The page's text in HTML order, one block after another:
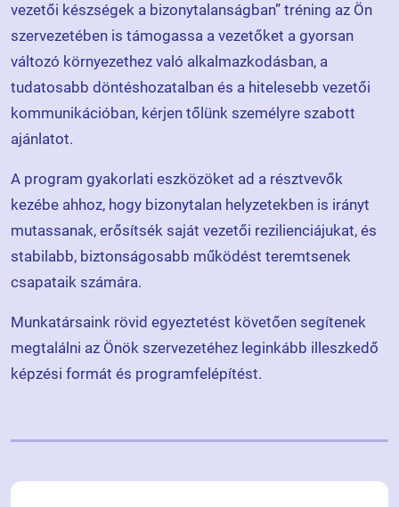
vezetői készségek a bizonytalanságban” tréning az Ön
szervezetében is támogassa a vezetőket a gyorsan
változó környezethez való alkalmazkodásban, a
tudatosabb döntéshozatalban és a hitelesebb vezetői
kommunikációban, kérjen tőlünk személyre szabott
ajánlatot.
A program gyakorlati eszközöket ad a résztvevők
kezébe ahhoz, hogy bizonytalan helyzetekben is irányt
mutassanak, erősítsék saját vezetői rezilienciájukat, és
stabilabb, biztonságosabb működést teremtsenek
csapataik számára.
Munkatársaink rövid egyeztetést követően segítenek
megtalálni az Önök szervezetéhez leginkább illeszkedő
képzési formát és programfelépítést.